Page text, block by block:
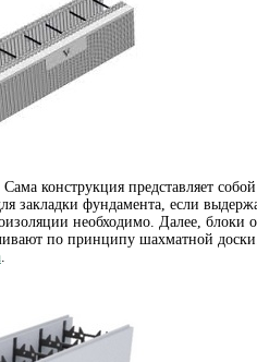
конструкция представляет
закладки фундамента, если
необходимо. Далее,
по принципу шахматной